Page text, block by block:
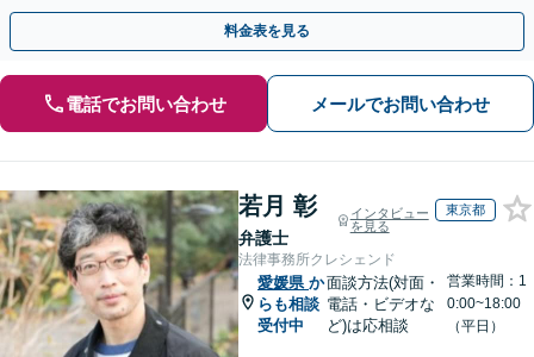
系など妥協せずに交渉！他で断られた方も対応。
料金表を見る
電話でお問い合わせ メールでお問い合わせ
若月 彰
弁護士
インタビュー
を見る
東京都
法律事務所クレシェンド
愛媛県 か
らも相談
受付中
面談方法(対面・
電話・ビデオな
ど)は応相談
営業時間：1
0:00~18:00
（平日）